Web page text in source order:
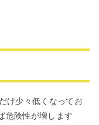
け少々低くなってお
危険性が増します